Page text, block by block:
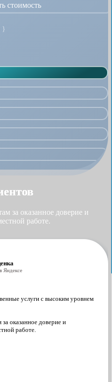
стоимость
}
за оказанное доверие и
работе.
Яндексе
услуги с высоким уровнем
оказанное доверие и
работе.